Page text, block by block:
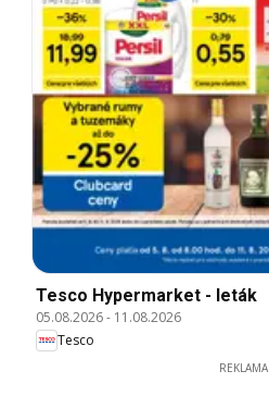
Tesco Hypermarket - leták
05.08.2026- 11.08.2026
Tesco
REKLAMA